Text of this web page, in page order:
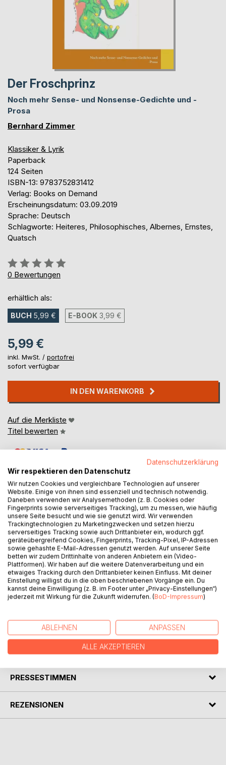
Der Froschprinz
Noch mehr Sense- und Nonsense-Gedichte und -
Prosa
Bernhard Zimmer
Klassiker & Lyrik
Paperback
124 Seiten
ISBN-13: 9783752831412
Verlag: Books on Demand
Erscheinungsdatum: 03.09.2019
Sprache: Deutsch
Schlagworte: Heiteres, Philosophisches, Albernes, Ernstes,
Quatsch
Bewertung::
0%
0 Bewertungen
erhältlich als:
BUCH 5,99 € E-BOOK 3,99 €
5,99 €
inkl. MwSt. / portofrei
sofort verfügbar
IN DEN WARENKORB
Auf die Merkliste
Titel bewerten
BESCHREIBUNG
"Der Froschprinz" versammelt philosophische und heitere
Gedichte, unsinnige und sinnige Prosatexte zu einem
gemischten Wortsalat der eigentümlichen Art. Nicht alles,
was keinen Sinn ergibt, ist sinnlos und nicht alles, was zu
denken gibt, muss langweilig sein. Das hofft zumindest der
Autor, der hiermit sein zweites Taschenbuch (in einer
Neuauflage) vorlegt. Nicht jeder Frosch ist ein
eigentlich ein Frosch...
PRESSESTIMMEN
REZENSIONEN
Datenschutzerklärung
Wir respektieren den Datenschutz
Wir nutzen Cookies und vergleichbare Technologien auf unserer
Website. Einige von ihnen sind essenziell und technisch notwendig.
Daneben verwenden wir Analysemethoden (z. B. Cookies oder
Fingerprints sowie serverseitiges Tracking), um zu messen, wie häufig
unsere Seite besucht und wie sie genutzt wird. Wir verwenden
Trackingtechnologien zu Marketingzwecken und setzen hierzu
serverseitiges Tracking sowie auch Drittanbieter ein, wodurch ggf.
geräteübergreifend Cookies, Fingerprints, Tracking-Pixel, IP-Adressen
sowie gehashte E-Mail-Adressen genutzt werden. Auf unserer Seite
betten wir zudem Drittinhalte von anderen Anbietern ein (Video-
Plattformen). Wir haben auf die weitere Datenverarbeitung und ein
etwaiges Tracking durch den Drittanbieter keinen Einfluss. Mit deiner
Einstellung willigst du in die oben beschriebenen Vorgänge ein. Du
kannst deine Einwilligung (z. B. im Footer unter „Privacy-Einstellungen“)
jederzeit mit Wirkung für die Zukunft widerrufen. (BoD-Impressum)
ABLEHNEN ANPASSEN
ALLE AKZEPTIEREN